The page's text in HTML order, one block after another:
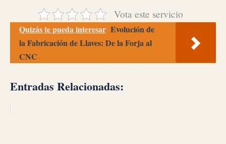
Vota este servicio
Quizás te pueda interesar Evolución de
la Fabricación de Llaves: De la Forja al
CNC
Entradas Relacionadas: